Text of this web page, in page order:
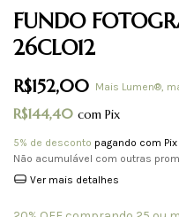
FUNDO
26CLO12
R$152,00 Mais Lumen®,
R$144,40 com Pix
5% de desconto pagando com Pix
Não acumulável com outras
Ver mais detalhes